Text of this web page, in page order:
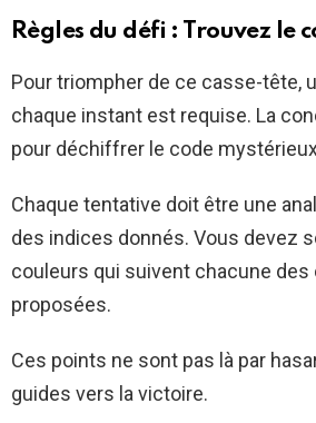
Règles du défi : Trouvez le
Pour triompher de ce casse-tête,
chaque instant est requise. La
pour déchiffrer le code
Chaque tentative doit être une
des indices donnés. Vous devez
couleurs qui suivent chacune
proposées.
Ces points ne sont pas là par
guides vers la victoire.